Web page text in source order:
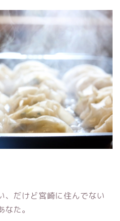
、だけど宮崎に住んでない
た。